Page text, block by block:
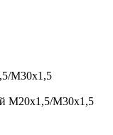
М30х1,5
М20х1,5/М30х1,5